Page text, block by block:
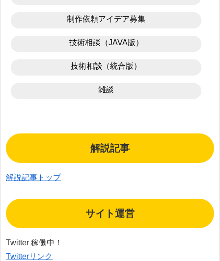
制作依頼アイデア募集
技術相談（JAVA版）
技術相談（統合版）
雑談
解説記事
解説記事トップ
サイト運営
Twitter 稼働中！
Twitterリンク